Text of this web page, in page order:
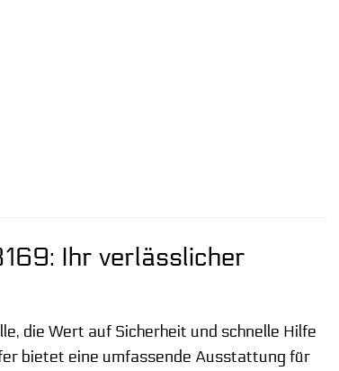
Ihr verlässlicher
die Wert auf Sicherheit und schnelle Hilfe
bietet eine umfassende Ausstattung für